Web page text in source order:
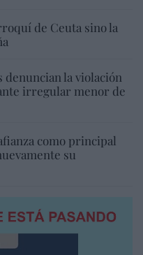
de Ceuta sino la
denuncian la violación
irregular menor de
como principal
su